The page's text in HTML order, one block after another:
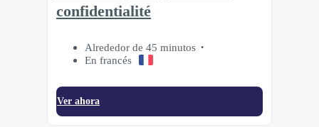
confidentialité
Alrededor de 45 minutos
En francés
Ver ahora